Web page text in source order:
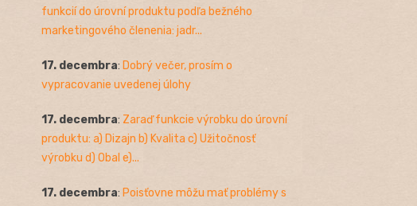
funkcií do úrovní produktu podľa bežného
marketingového členenia: jadr...
17. decembra: Dobrý večer, prosím o
vypracovanie uvedenej úlohy
17. decembra: Zaraď funkcie výrobku do úrovní
produktu: a) Dizajn b) Kvalita c) Užitočnosť
výrobku d) Obal e)...
17. decembra: Poisťovne môžu mať problémy s